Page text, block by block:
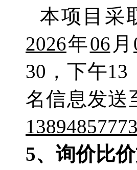
本项目采
2026年06 月
30，下午
名信息发送
13894857773
5、 询价比价